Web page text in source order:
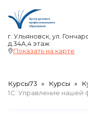
О ЦЕНТРЕ
Преподаватели
Выдаваемые
г. Ульяновск, ул.
д.34А,4 этаж
Показать на карте
Курсы73 Курсы
1C: Управление нашей